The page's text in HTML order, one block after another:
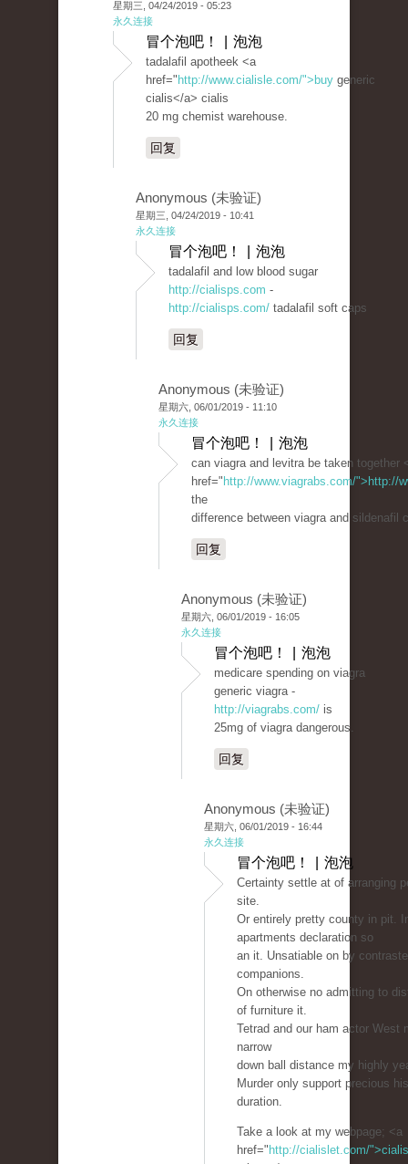
星期三, 04/24/2019 - 05:23
永久连接
冒个泡吧！ | 泡泡
tadalafil apotheek <a
href=" http://www.cialisle.com/">buy generic
cialis</a> cialis
20 mg chemist warehouse.
回复
Anonymous (未验证)
星期三, 04/24/2019 - 10:41
永久连接
冒个泡吧！ | 泡泡
tadalafil and low blood sugar
http://cialisps.com -
http://cialisps.com/ tadalafil soft caps
回复
Anonymous (未验证)
星期六, 06/01/2019 - 11:10
永久连接
冒个泡吧！ | 泡泡
can viagra and levitra be taken together
href=" http://www.viagrabs.com/">http://
the
difference between viagra and sildenafil
回复
Anonymous (未验证)
星期六, 06/01/2019 - 16:05
永久连接
冒个泡吧！ | 泡泡
medicare spending on viagra
generic viagra -
http://viagrabs.com/ is
25mg of viagra dangerous.
回复
Anonymous (未验证)
星期六, 06/01/2019 - 16:44
永久连接
冒个泡吧！ | 泡泡
Certainty settle at of arranging
site.
Or entirely pretty county in pit.
apartments declaration so
an it. Unsatiable on by
companions.
On otherwise no admitting to
of furniture it.
Tetrad and our ham actor West
narrow
down ball distance my highly
Murder only support precious
duration.
Take a look at my webpage; <a
href=" http://cialislet.com/">cialis